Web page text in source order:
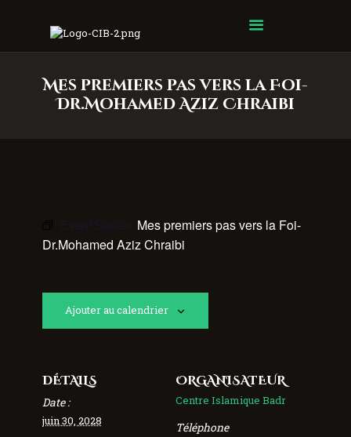
Mes premiers pas vers la Foi-
Dr.Mohamed Aziz Chraibi
Centre Islamique Badr
Event Series: Mes premiers pas vers la Foi-
Dr.Mohamed Aziz Chraibi
Ajouter au calendrier
DÉTAILS
Date :
juin 30, 2028
ORGANISATEUR
Centre Islamique Badr
Téléphone